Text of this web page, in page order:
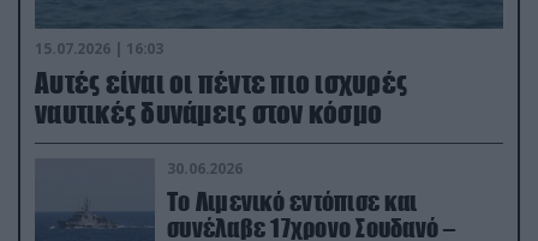
15.07.2026 | 16:03
Aυτές είναι οι πέντε πιο ισχυρές
ναυτικές δυνάμεις στον κόσμο
30.06.2026
Το Λιμενικό εντόπισε και
συνέλαβε 17χρονο Σουδανό –